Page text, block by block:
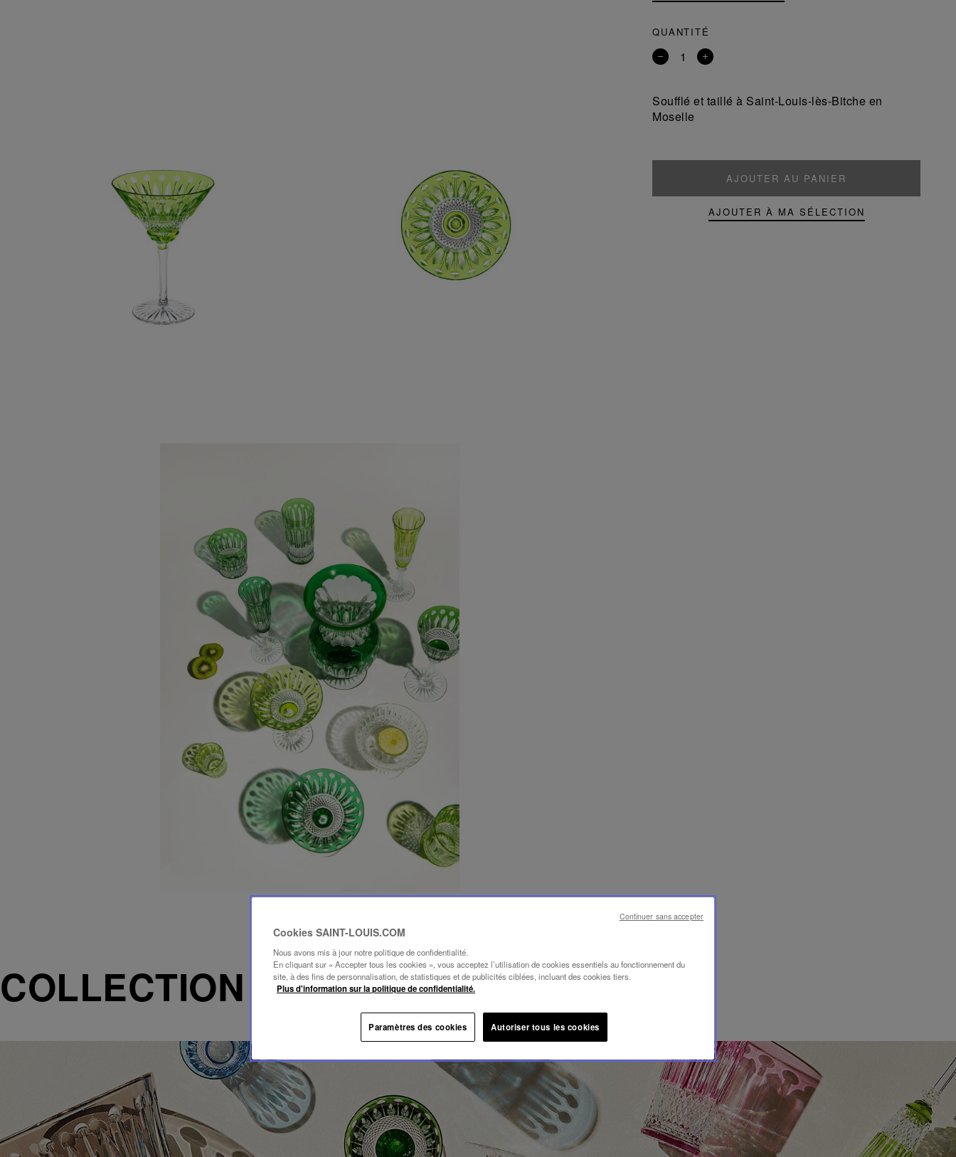
QUANTITÉ
Retirer
Ajouter
Soufflé et taillé à Saint-Louis-lès-Bitche en
Moselle
AJOUTER AU PANIER
AJOUTER À MA SÉLECTION
COLLECTION TOMMY
Cookies SAINT-LOUIS.COM
Nous avons mis à jour notre politique de confidentialité.
En cliquant sur « Accepter tous les cookies », vous acceptez l’utilisation de cookies essentiels au fonctionnement du
site, à des fins de personnalisation, de statistiques et de publicités ciblées, incluant des cookies tiers.
Plus d'information sur la politique de confidentialité.
Paramètres des cookies Autoriser tous les cookies
Continuer sans accepter